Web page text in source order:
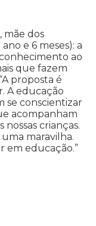
mãe dos
e 6 meses): a
ao
que fazem
proposta é
A educação
se conscientizar
acompanham
crianças.
maravilha.
em educação.”